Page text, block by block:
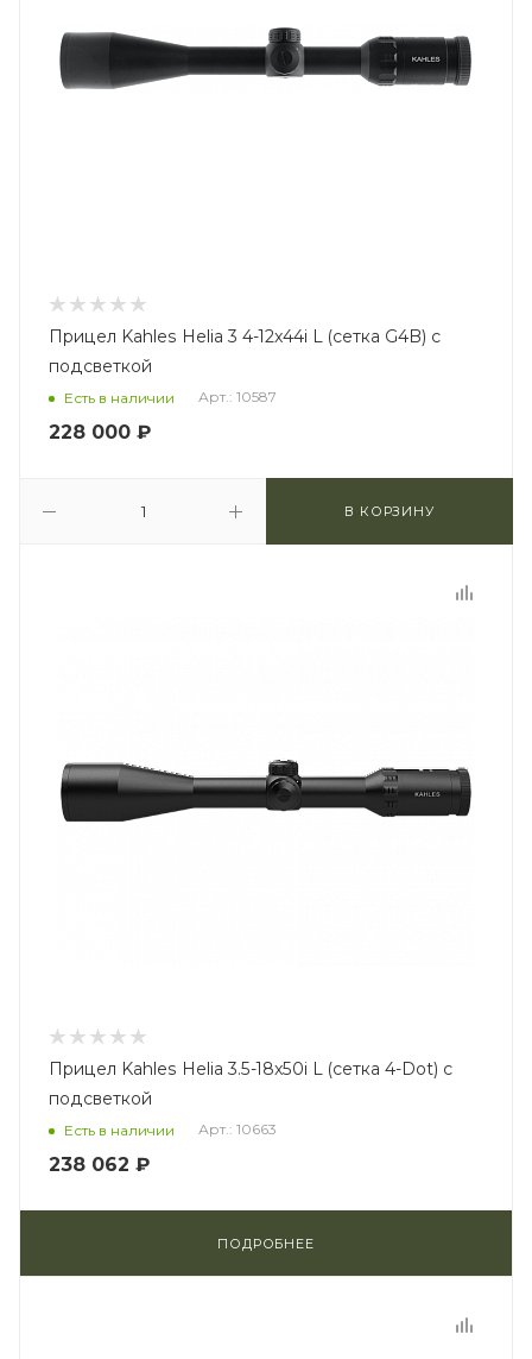
Прицел Kahles Helia 3 4-12x44i L (сетка G4B) с
подсветкой
Есть в наличии Арт.: 10587
228 000 ₽
В КОРЗИНУ
Прицел Kahles Helia 3.5-18x50i L (сетка 4-Dot) с
подсветкой
Есть в наличии Арт.: 10663
238 062 ₽
ПОДРОБНЕЕ